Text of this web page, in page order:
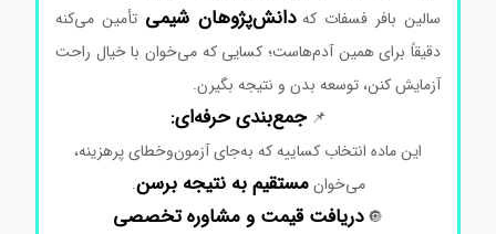
سالین بافر فسفات که دانش‌پژوهان شیمیتأمین می‌کنه
دقیقاً برای همین آدم‌هاست؛ کسایی که می‌خوان با خیال راحت
آزمایش کنن، توسعه بدن و نتیجه بگیرن.
جمع‌بندی حرفه‌ای:
این ماده انتخاب کساییه که به‌جای آزمون‌وخطای پرهزینه،
می‌خوانمستقیم به نتیجه برسن.
دریافت قیمت و مشاوره تخصصی